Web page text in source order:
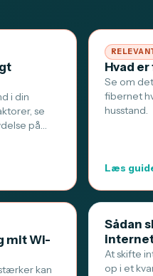
i din
se
på…
Hvad
Se om
fibernet
husstand.
Læs
mit Wi-
kan
Sådan
At skifte
op i et